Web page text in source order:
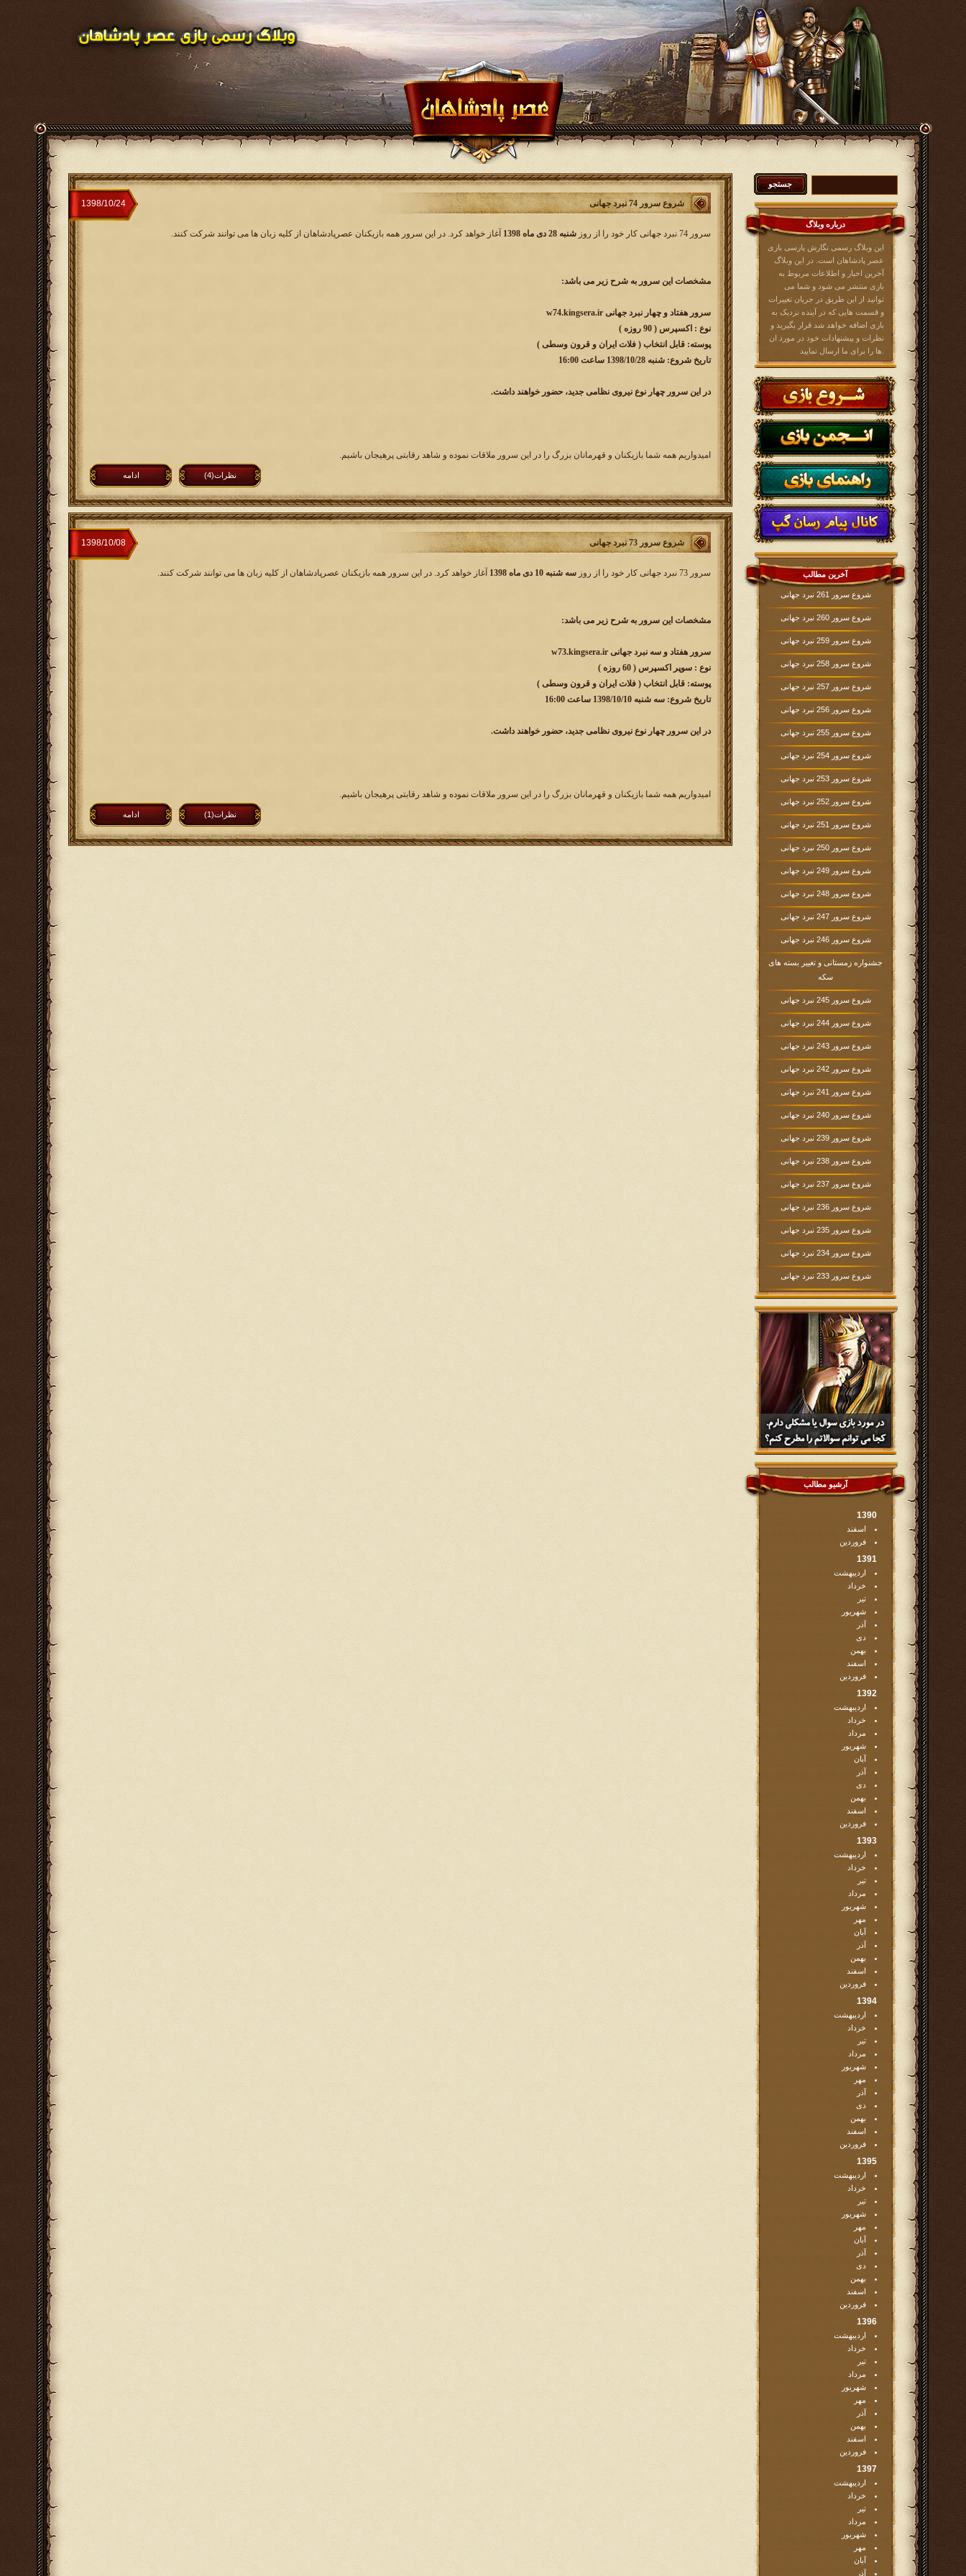
درباره وبلاگ
این وبلاگ رسمی نگارش پارسی بازی
عصر پادشاهان است. در این وبلاگ
آخرین اخبار و اطلاعات مربوط به
بازی منتشر می شود و شما می
توانید از این طریق در جریان تغییرات
و قسمت هایی که در آینده نزدیک به
بازی اضافه خواهد شد قرار بگیرید و
نظرات و پیشنهادات خود در مورد ان
آخرین مطالب
شروع سرور 261 نبرد جهانی
شروع سرور 260 نبرد جهانی
شروع سرور 259 نبرد جهانی
شروع سرور 258 نبرد جهانی
شروع سرور 257 نبرد جهانی
شروع سرور 256 نبرد جهانی
شروع سرور 255 نبرد جهانی
شروع سرور 254 نبرد جهانی
شروع سرور 253 نبرد جهانی
شروع سرور 252 نبرد جهانی
شروع سرور 251 نبرد جهانی
شروع سرور 250 نبرد جهانی
شروع سرور 249 نبرد جهانی
شروع سرور 248 نبرد جهانی
شروع سرور 247 نبرد جهانی
شروع سرور 246 نبرد جهانی
جشنواره زمستانی و تغییر بسته های
سکه
شروع سرور 245 نبرد جهانی
شروع سرور 244 نبرد جهانی
شروع سرور 243 نبرد جهانی
شروع سرور 242 نبرد جهانی
شروع سرور 241 نبرد جهانی
شروع سرور 240 نبرد جهانی
شروع سرور 239 نبرد جهانی
شروع سرور 238 نبرد جهانی
شروع سرور 237 نبرد جهانی
شروع سرور 236 نبرد جهانی
شروع سرور 235 نبرد جهانی
شروع سرور 234 نبرد جهانی
شروع سرور 233 نبرد جهانی
آرشیو مطالب
1390
اسفند
فروردین
1391
اردیبهشت
خرداد
تیر
شهریور
آذر
دی
بهمن
اسفند
فروردین
1392
اردیبهشت
خرداد
مرداد
شهریور
آبان
آذر
دی
بهمن
اسفند
فروردین
1393
اردیبهشت
خرداد
تیر
مرداد
شهریور
مهر
آبان
آذر
بهمن
اسفند
فروردین
1394
اردیبهشت
خرداد
تیر
مرداد
شهریور
مهر
آذر
دی
بهمن
اسفند
فروردین
1395
اردیبهشت
خرداد
تیر
شهریور
مهر
آبان
آذر
دی
بهمن
اسفند
فروردین
1396
اردیبهشت
خرداد
تیر
مرداد
شهریور
مهر
آذر
بهمن
اسفند
فروردین
1397
اردیبهشت
خرداد
تیر
مرداد
شهریور
مهر
آبان
آذر
شروع سرور 74 نبرد جهانی ‏1398/10/24
سرور 74 نبرد جهانی کار خود را از روز شنبه 28 دی ماه 1398 آغاز خواهد کرد. در این سرور همه بازیکنان عصرپادشاهان از کلیه زبان ها می توانند شرکت کنند.
مشخصات این سرور به شرح زیر می باشد:
سرور هفتاد و چهار نبرد جهانی w74.kingsera.ir
نوع : اکسپرس ( 90 روزه )
پوسته: قابل انتخاب ( فلات ایران و قرون وسطی )
تاریخ شروع: شنبه 1398/10/28 ساعت 16:00
در این سرور چهار نوع نیروی نظامی جدید، حضور خواهند داشت.
امیدواریم همه شما بازیکنان و قهرمانان بزرگ را در این سرور ملاقات نموده و شاهد رقابتی پرهیجان باشیم.
ادامه نظرات(4)
شروع سرور 73 نبرد جهانی ‏1398/10/08
سرور 73 نبرد جهانی کار خود را از روز سه شنبه 10 دی ماه 1398 آغاز خواهد کرد. در این سرور همه بازیکنان عصرپادشاهان از کلیه زبان ها می توانند شرکت کنند.
مشخصات این سرور به شرح زیر می باشد:
سرور هفتاد و سه نبرد جهانی w73.kingsera.ir
نوع : سوپر اکسپرس ( 60 روزه )
پوسته: قابل انتخاب ( فلات ایران و قرون وسطی )
تاریخ شروع: سه شنبه 1398/10/10 ساعت 16:00
در این سرور چهار نوع نیروی نظامی جدید، حضور خواهند داشت.
امیدواریم همه شما بازیکنان و قهرمانان بزرگ را در این سرور ملاقات نموده و شاهد رقابتی پرهیجان باشیم.
ادامه نظرات(1)